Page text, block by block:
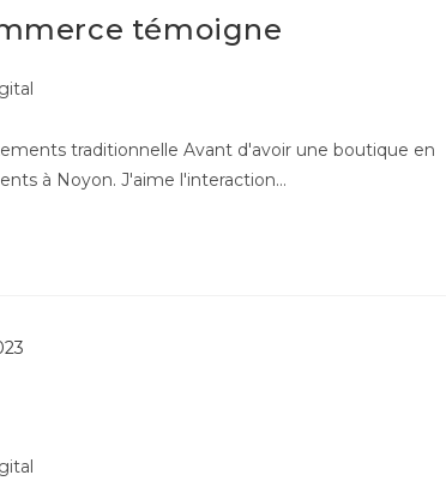
témoigne
traditionnelle Avant d'avoir une boutique en
à Noyon. J'aime l'interaction…